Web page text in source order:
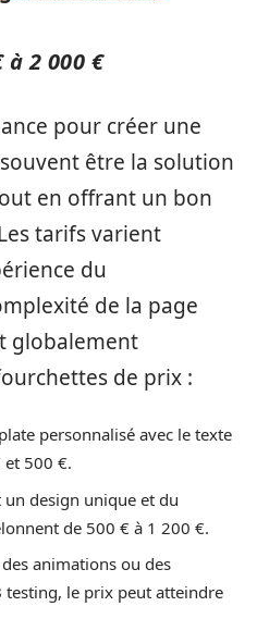
à 2 000 €
pour créer une
être la solution
en offrant un bon
tarifs varient
du
de la page
globalement
de prix :
personnalisé avec le texte
500 €.
un design unique et du
de 500 € à 1 200 €.
animations ou des
testing, le prix peut atteindre